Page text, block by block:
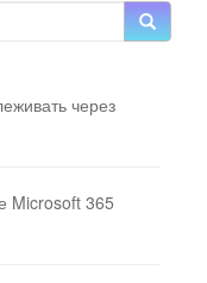
через
Microsoft 365